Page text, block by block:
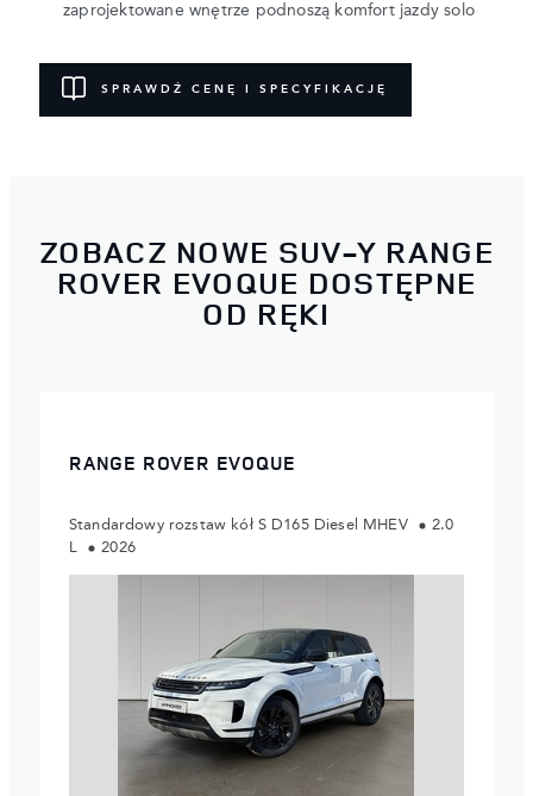
zaprojektowane wnętrze podnoszą komfort jazdy solo
SPRAWDŹ CENĘ I SPECYFIKACJĘ
ZOBACZ NOWE SUV-Y RANGE
ROVER EVOQUE DOSTĘPNE
OD RĘKI
RANGE ROVER EVOQUE
Standardowy rozstaw kół S D165 Diesel MHEV
2.0
L
2026